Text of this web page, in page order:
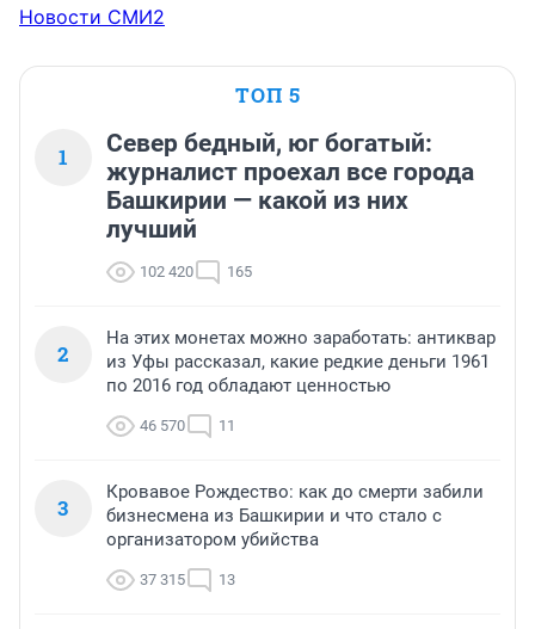
Новости СМИ2
ТОП 5
1
Север бедный, юг богатый:
журналист проехал все города
Башкирии — какой из них
лучший
102 420 165
2
На этих монетах можно заработать: антиквар
из Уфы рассказал, какие редкие деньги 1961
по 2016 год обладают ценностью
46 570 11
3
Кровавое Рождество: как до смерти забили
бизнесмена из Башкирии и что стало с
организатором убийства
37 315 13